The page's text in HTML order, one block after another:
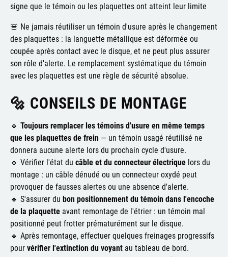
signe que le témoin ou les plaquettes ont atteint leur limite
🚨 Ne jamais réutiliser un témoin d'usure après le changement
des plaquettes : la languette métallique est déformée ou
coupée après contact avec le disque, et ne peut plus assurer
son rôle d'alerte. Le remplacement systématique du témoin
avec les plaquettes est une règle de sécurité absolue.
🔩 CONSEILS DE MONTAGE
🔹 Toujours remplacer les témoins d'usure en même temps
que les plaquettes de frein — un témoin usagé réutilisé ne
donnera aucune alerte lors du prochain cycle d'usure.
🔹 Vérifier l'état du câble et du connecteur électrique lors du
montage : un câble dénudé ou un connecteur oxydé peut
provoquer de fausses alertes ou une absence d'alerte.
🔹 S'assurer du bon positionnement du témoin dans l'encoche
de la plaquette avant remontage de l'étrier : un témoin mal
positionné peut frotter prématurément sur le disque.
🔹 Après remontage, effectuer quelques freinages progressifs
pourvérifier l'extinction du voyant au tableau de bord.